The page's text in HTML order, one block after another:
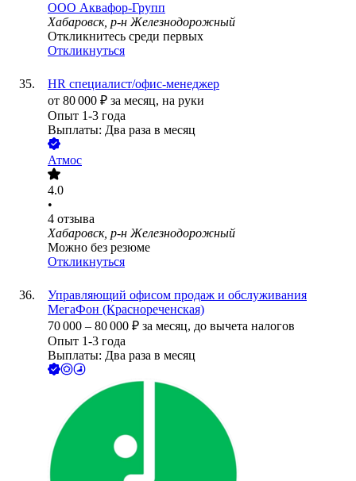
ООО Аквафор-Групп
Хабаровск, р-н Железнодорожный
Откликнитесь среди первых
Откликнуться
HR специалист/офис-менеджер
от 80 000 ₽ за месяц, на руки
Опыт 1-3 года
Выплаты: Два раза в месяц
Атмос
4.0
•
4 отзыва
Хабаровск, р-н Железнодорожный
Можно без резюме
Откликнуться
Управляющий офисом продаж и обслуживания
МегаФон (Краснореченская)
70 000 – 80 000 ₽ за месяц, до вычета налогов
Опыт 1-3 года
Выплаты: Два раза в месяц